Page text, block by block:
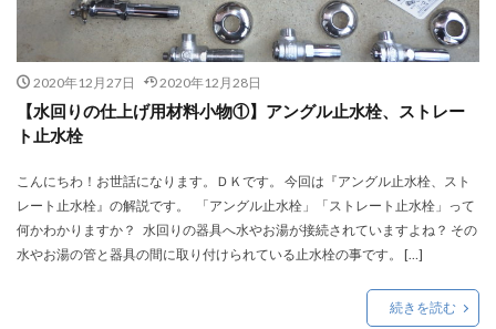
2020年12月27日 2020年12月28日
【水回りの仕上げ用材料小物①】アングル止水栓、ストレー
ト止水栓
こんにちわ！お世話になります。ＤＫです。 今回は『アングル止水栓、スト
レート止水栓』の解説です。 「アングル止水栓」「ストレート止水栓」って
何かわかりますか？ 水回りの器具へ水やお湯が接続されていますよね？ その
水やお湯の管と器具の間に取り付けられている止水栓の事です。 […]
続きを読む